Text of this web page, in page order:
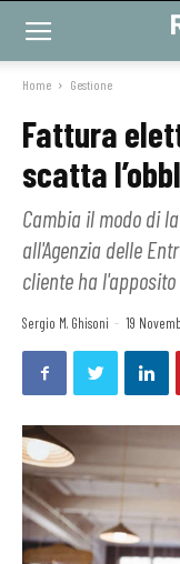
Home Gestione
Fattura
scatta
Cambia il modo di
all'Agenzia delle
cliente ha l'apposito
Sergio M. Ghisoni - 19